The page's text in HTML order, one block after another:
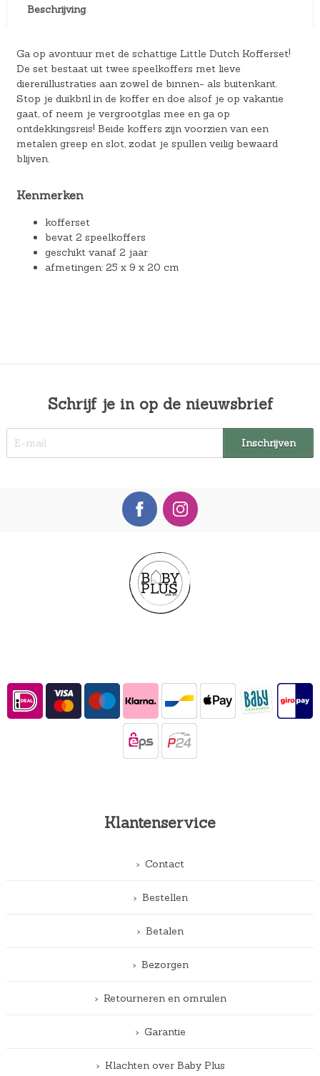
Beschrijving
Ga op avontuur met de schattige Little Dutch Kofferset!
De set bestaat uit twee speelkoffers met lieve
dierenillustraties aan zowel de binnen- als buitenkant.
Stop je duikbril in de koffer en doe alsof je op vakantie
gaat, of neem je vergrootglas mee en ga op
ontdekkingsreis! Beide koffers zijn voorzien van een
metalen greep en slot, zodat je spullen veilig bewaard
blijven.
Kenmerken
kofferset
bevat 2 speelkoffers
geschikt vanaf 2 jaar
afmetingen: 25 x 9 x 20 cm
Schrijf je in op de nieuwsbrief
Klantenservice
Contact
Bestellen
Betalen
Bezorgen
Retourneren en omruilen
Garantie
Klachten over Baby Plus